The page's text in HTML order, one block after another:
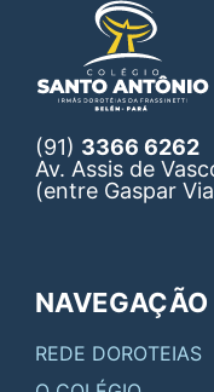
(91) 3366 6262
Av. Assis de
(entre Gaspar
NAVEGAÇÃO
REDE DOROTEIAS